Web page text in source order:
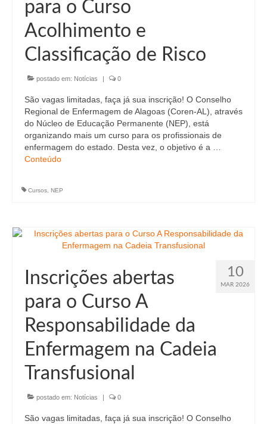
para o Curso
Acolhimento e
Classificação de Risco
postado em: Notícias | 0
São vagas limitadas, faça já sua inscrição! O Conselho
Regional de Enfermagem de Alagoas (Coren-AL), através
do Núcleo de Educação Permanente (NEP), está
organizando mais um curso para os profissionais de
enfermagem do estado. Desta vez, o objetivo é a …
Conteúdo
Cursos NEP
10
MAR 2026
Inscrições abertas
para o Curso A
Responsabilidade da
Enfermagem na Cadeia
Transfusional
postado em: Notícias | 0
São vagas limitadas, faça já sua inscrição! O Conselho